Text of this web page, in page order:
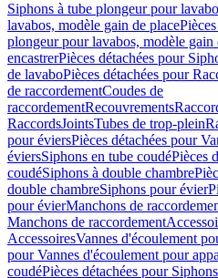
Siphons à tube plongeur pour
lavabos, modèle gain de place
plongeur pour lavabos, modèle gain
encastrerPièces détachées pour
de lavaboPièces détachées pour
de raccordementCoudes de
raccordementRecouvrements
RaccordsJointsTubes de trop-plein
pour éviersPièces détachées pour
éviersSiphons en tube coudéPièces
coudéSiphons à double chambre
double chambreSiphons pour évier
pour évierManchons de
Manchons de raccordement
AccessoiresVannes d'écoulement
pour Vannes d'écoulement pour
coudéPièces détachées pour